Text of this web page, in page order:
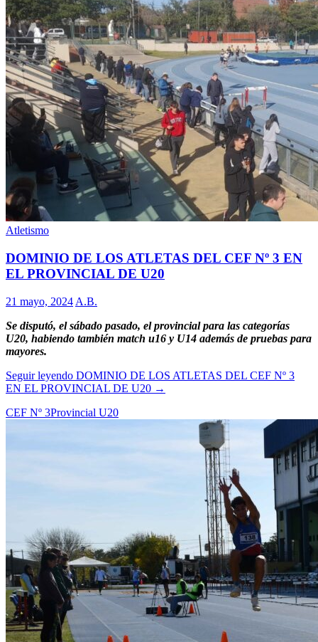
Atletismo
DOMINIO DE LOS ATLETAS DEL CEF Nº 3 EN
EL PROVINCIAL DE U20
21 mayo, 2024 A.B.
Se disputó, el sábado pasado, el provincial para las categorías
U20, habiendo también match u16 y U14 además de pruebas para
mayores.
Seguir leyendo DOMINIO DE LOS ATLETAS DEL CEF Nº 3
EN EL PROVINCIAL DE U20 →
CEF Nº 3Provincial U20